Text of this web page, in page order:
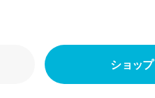
ショップ